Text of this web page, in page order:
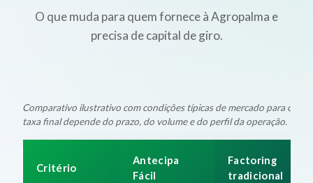
O que muda para quem fornece à Agropalma e
precisa de capital de giro.
Comparativo ilustrativo com condições típicas de mercado para
taxa final depende do prazo, do volume e do perfil da operação.
Critério
Antecipa
Fácil
Factoring
tradicional